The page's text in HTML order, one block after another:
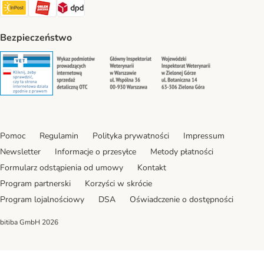
InPost Shipping Method
ORLEN Paczka. Shipping Method
DPD Shipping Method
Bezpieczeństwo
Security Security Security
Pomoc Regulamin Polityka prywatności
Impressum
Newsletter
Informacje o przesyłce
Metody płatności
Formularz odstąpienia od umowy
Kontakt
Program partnerski
Korzyści w skrócie
Program lojalnościowy
DSA Oświadczenie o dostępności
bitiba GmbH 2026